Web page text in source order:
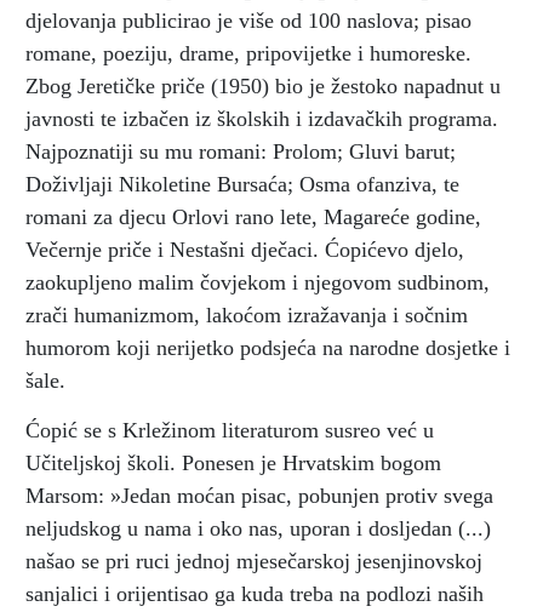
djelovanja publicirao je više od 100 naslova; pisao
romane, poeziju, drame, pripovijetke i humoreske.
Zbog Jeretičke priče (1950) bio je žestoko napadnut u
javnosti te izbačen iz školskih i izdavačkih programa.
Najpoznatiji su mu romani: Prolom; Gluvi barut;
Doživljaji Nikoletine Bursaća; Osma ofanziva, te
romani za djecu Orlovi rano lete, Magareće godine,
Večernje priče i Nestašni dječaci. Ćopićevo djelo,
zaokupljeno malim čovjekom i njegovom sudbinom,
zrači humanizmom, lakoćom izražavanja i sočnim
humorom koji nerijetko podsjeća na narodne dosjetke i
šale.
Ćopić se s Krležinom literaturom susreo već u
Učiteljskoj školi. Ponesen je Hrvatskim bogom
Marsom: »Jedan moćan pisac, pobunjen protiv svega
neljudskog u nama i oko nas, uporan i dosljedan (...)
našao se pri ruci jednoj mjesečarskoj jesenjinovskoj
sanjalici i orijentisao ga kuda treba na podlozi naših